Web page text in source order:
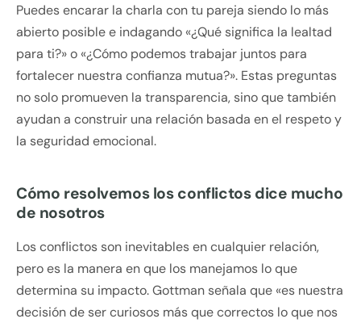
Puedes encarar la charla con tu pareja siendo lo más
abierto posible e indagando «¿Qué significa la lealtad
para ti?» o «¿Cómo podemos trabajar juntos para
fortalecer nuestra confianza mutua?». Estas preguntas
no solo promueven la transparencia, sino que también
ayudan a construir una relación basada en el respeto y
la seguridad emocional.
Cómo resolvemos los conflictos dice mucho
de nosotros
Los conflictos son inevitables en cualquier relación,
pero es la manera en que los manejamos lo que
determina su impacto. Gottman señala que «es nuestra
decisión de ser curiosos más que correctos lo que nos